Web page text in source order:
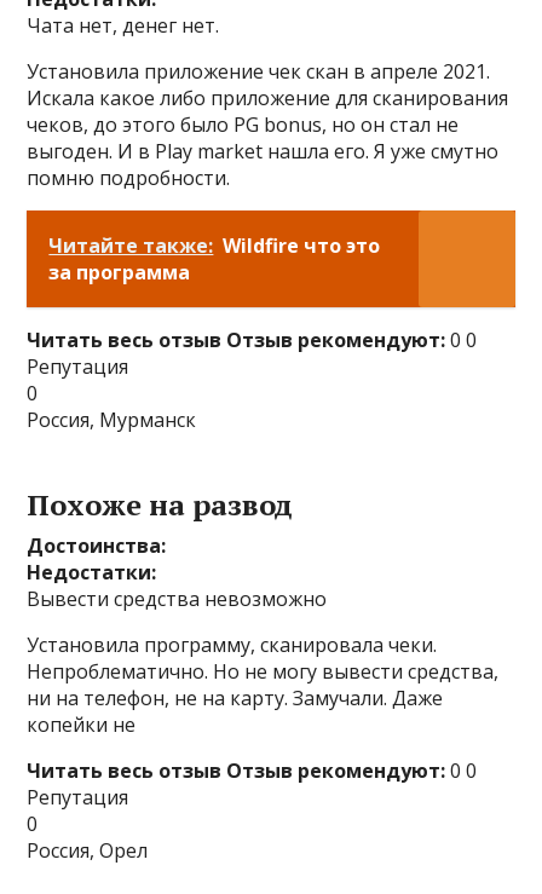
Чата нет, денег нет.
Установила приложение чек скан в апреле 2021.
Искала какое либо приложение для сканирования
чеков, до этого было PG bonus, но он стал не
выгоден. И в Play market нашла его. Я уже смутно
помню подробности.
Читайте также: Wildfire что это
за программа
Читать весь отзыв Отзыв рекомендуют:0 0
Репутация
0
Россия, Мурманск
Похоже на развод
Достоинства:
Недостатки:
Вывести средства невозможно
Установила программу, сканировала чеки.
Непроблематично. Но не могу вывести средства,
ни на телефон, не на карту. Замучали. Даже
копейки не
Читать весь отзыв Отзыв рекомендуют:0 0
Репутация
0
Россия, Орел